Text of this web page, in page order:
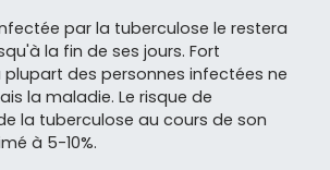
par la tuberculose le restera
la fin de ses jours. Fort
plupart des personnes infectées ne
la maladie. Le risque de
la tuberculose au cours de son
à 5-10%.